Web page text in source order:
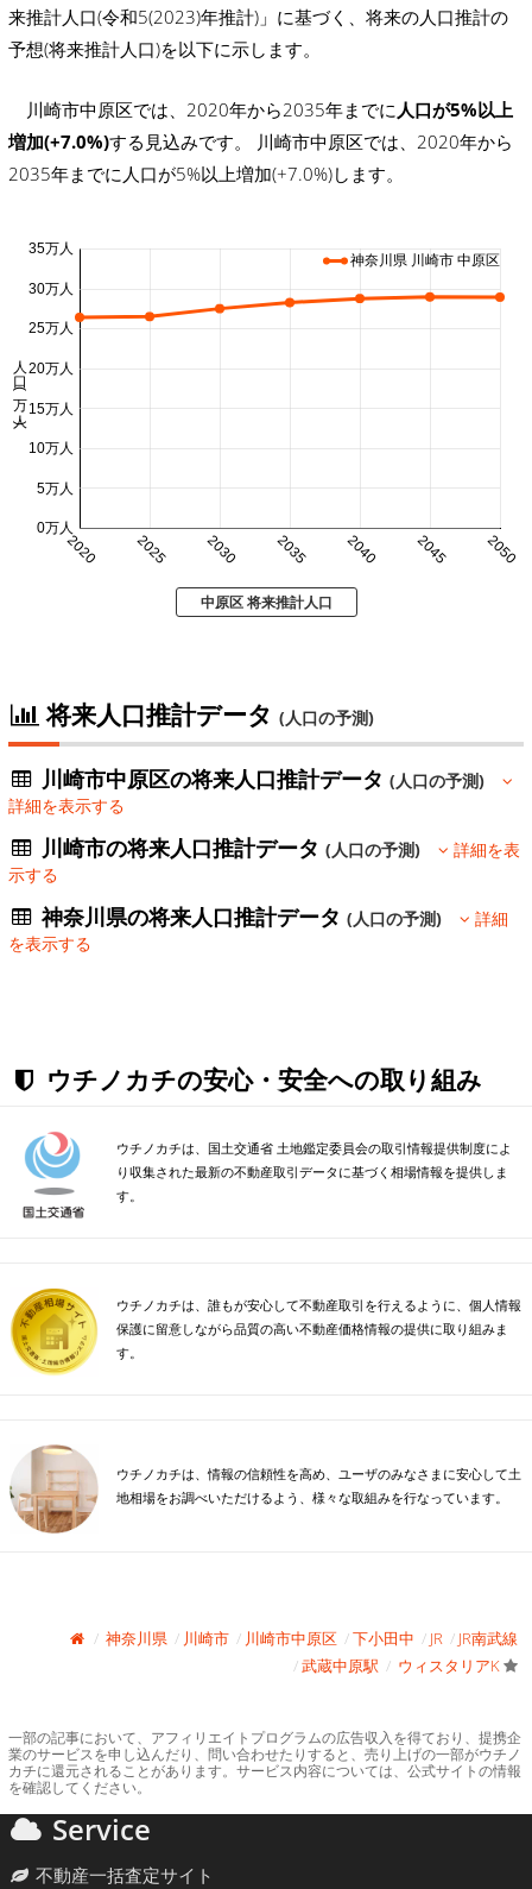
来推計人口(令和5(2023)年推計)」に基づく、将来の人口推計の
予想(将来推計人口)を以下に示します。
川崎市中原区では、2020年から2035年までに 人口が5%以上
増加(+7.0%)する見込みです。 川崎市中原区では、2020年から
2035年までに人口が5%以上増加(+7.0%)します。
2020 2025 2030 2035 2040 2045 2050
0万人
5万人
10万人
15万人
20万人
25万人
30万人
35万人
人口 (万人)
神奈川県 川崎市 中原区
中原区 将来推計人口
将来人口推計データ (人口の予測)
川崎市中原区の将来人口推計データ(人口の予測)
詳細を表示する
川崎市の将来人口推計データ(人口の予測)
詳細を表
示する
神奈川県の将来人口推計データ(人口の予測)
詳細
を表示する
ウチノカチの安心・安全への取り組み
ウチノカチは、国土交通省 土地鑑定委員会の取引情報提供制度によ
り収集された最新の不動産取引データに基づく相場情報を提供しま
す。
ウチノカチは、誰もが安心して不動産取引を行えるように、個人情報
保護に留意しながら品質の高い不動産価格情報の提供に取り組みま
す。
ウチノカチは、情報の信頼性を高め、ユーザのみなさまに安心して土
地相場をお調べいただけるよう、様々な取組みを行なっています。
神奈川県 川崎市 川崎市中原区 下小田中 JR
JR南武線
武蔵中原駅
ウィスタリアK
一部の記事において、アフィリエイトプログラムの広告収入を得ており、提携企
業のサービスを申し込んだり、問い合わせたりすると、売り上げの一部がウチノ
カチに還元されることがあります。サービス内容については、公式サイトの情報
を確認してください。
Service
不動産一括査定サイト